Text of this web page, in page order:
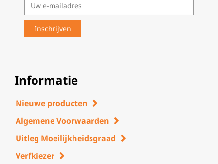
Informatie
Nieuwe producten
Algemene Voorwaarden
Uitleg Moeilijkheidsgraad
Verfkiezer